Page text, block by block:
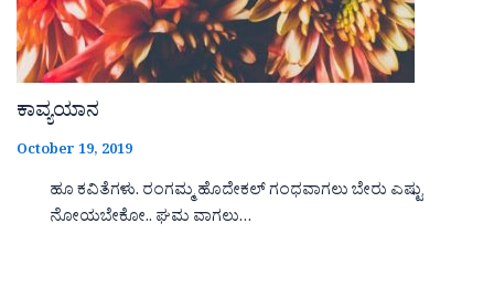
ಕಾವ್ಯಯಾನ
October 19, 2019
ಹೂ ಕವಿತೆಗಳು. ರಂಗಮ್ಮ ಹೊದೇಕಲ್ ಗಂಧವಾಗಲು ಬೇರು ಎಷ್ಟು
ನೋಯಬೇಕೋ.. ಘಮ ವಾಗಲು…